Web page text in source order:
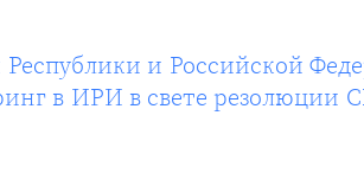
и Российской
в ИРИ в свете резолюции